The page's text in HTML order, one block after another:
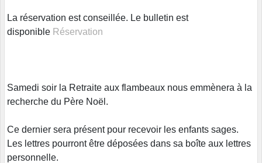
La réservation est conseillée. Le bulletin est
disponible Réservation
Samedi soir la Retraite aux flambeaux nous emmènera à la
recherche du Père Noël.
Ce dernier sera présent pour recevoir les enfants sages.
Les lettres pourront être déposées dans sa boîte aux lettres
personnelle.